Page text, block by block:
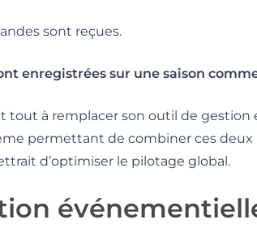
sont reçues.
enregistrées sur une saison
tout à remplacer son outil de gestion
permettant de combiner ces deux
d’optimiser le pilotage global.